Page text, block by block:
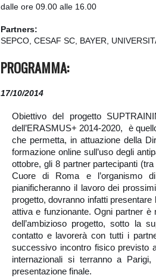
dalle ore 09.00 alle 16.00
Partners:
SEPCO, CESAF SC, BAYER,
PROGRAMMA:
17/10/2014
Obiettivo del progetto
dell’ERASMUS+ 2014-2020,
è
che permetta, in attuazione della
formazione online sull’uso degli
ottobre, gli 8 partner partecipanti
Cuore di Roma e l’organismo
pianificheranno il lavoro dei
progetto, dovranno infatti
attiva e funzionante. Ogni partner
dell’ambizioso progetto, sotto la
contatto e lavorerà con tutti i
successivo incontro fisico previsto
internazionali si terranno a
presentazione finale.